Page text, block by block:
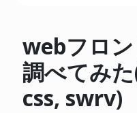
webフロ
調べてみ
css, swrv)